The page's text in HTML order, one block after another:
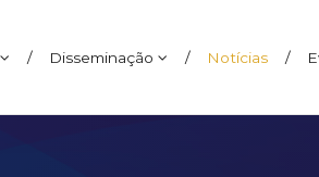
/ Disseminação / Notícias /